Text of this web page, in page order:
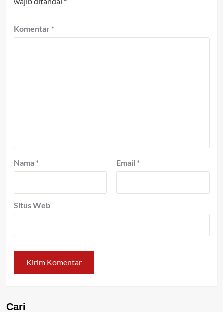
Komentar *
Nama * Email *
Situs Web
Cari